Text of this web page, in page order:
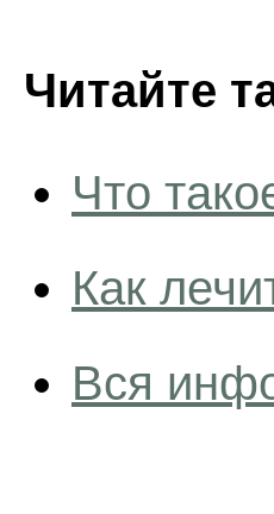
Читайте
Что
Как
Вся